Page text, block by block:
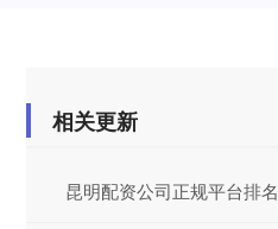
相关更新
昆明配资公司正规平台排名